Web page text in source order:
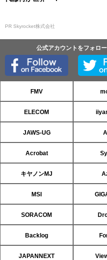
PR Skyrocket株式会社
公式アカウントをフォロ
FMV
ELECOM
JAWS-UG
Acrobat
キヤノンMJ
MSI
SORACOM
Backlog
JAPANNEXT